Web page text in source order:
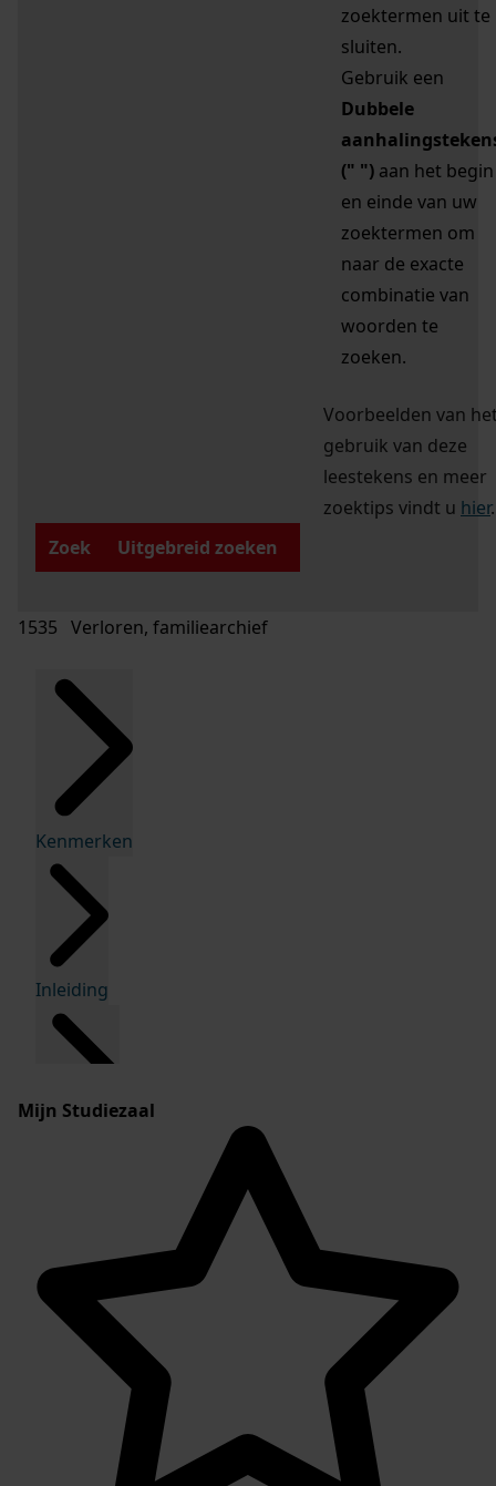
zoektermen uit te
sluiten.
Gebruik een
Dubbele
(" ") aan het begin
en einde van uw
zoektermen om
naar de exacte
combinatie van
woorden te
zoeken.
Voorbeelden van
gebruik van deze
leestekens en meer
zoektips vindt u hier.
Zoek
Uitgebreid zoeken
1535 Verloren, familiearchief
Kenmerken
Inleiding
Mijn Studiezaal